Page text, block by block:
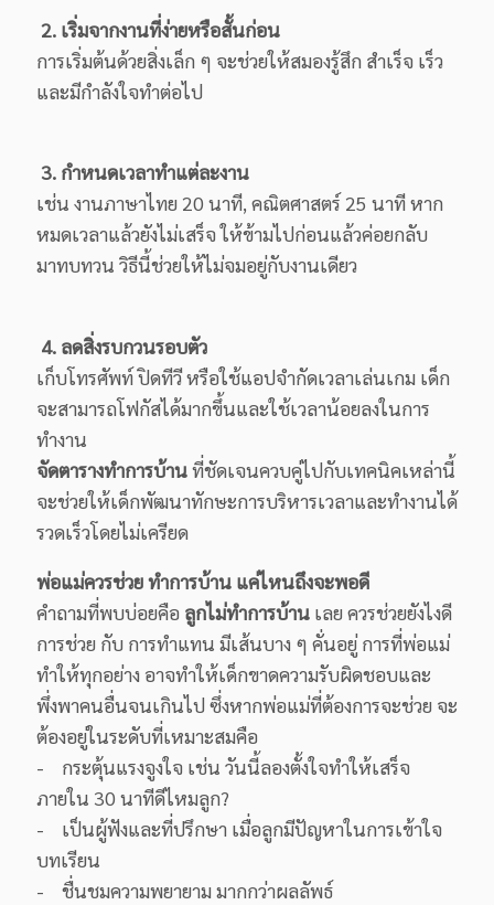
2. เริ่มจากงานที่ง่ายหรือสั้นก่อน
การเริ่มต้นด้วยสิ่งเล็ก ๆ จะช่วยให้สมองรู้สึก สำเร็จ เร็ว
และมีกำลังใจทำต่อไป
3. กำหนดเวลาทำแต่ละงาน
เช่น งานภาษาไทย 20 นาที, คณิตศาสตร์ 25 นาที หาก
หมดเวลาแล้วยังไม่เสร็จ ให้ข้ามไปก่อนแล้วค่อยกลับ
มาทบทวน วิธีนี้ช่วยให้ไม่จมอยู่กับงานเดียว
4. ลดสิ่งรบกวนรอบตัว
เก็บโทรศัพท์ ปิดทีวี หรือใช้แอปจำกัดเวลาเล่นเกม เด็ก
จะสามารถโฟกัสได้มากขึ้นและใช้เวลาน้อยลงในการ
ทำงาน
จัดตารางทำการบ้านที่ชัดเจนควบคู่ไปกับเทคนิคเหล่านี้
จะช่วยให้เด็กพัฒนาทักษะการบริหารเวลาและทำงานได้
รวดเร็วโดยไม่เครียด
พ่อแม่ควรช่วย ทำการบ้าน แค่ไหนถึงจะพอดี
คำถามที่พบบ่อยคือ ลูกไม่ทำการบ้านเลย ควรช่วยยังไงดี
การช่วย กับ การทำแทน มีเส้นบาง ๆ คั่นอยู่ การที่พ่อแม่
ทำให้ทุกอย่าง อาจทำให้เด็กขาดความรับผิดชอบและ
พึ่งพาคนอื่นจนเกินไป ซึ่งหากพ่อแม่ที่ต้องการจะช่วย จะ
ต้องอยู่ในระดับที่เหมาะสมคือ
- กระตุ้นแรงจูงใจ เช่น วันนี้ลองตั้งใจทำให้เสร็จ
ภายใน 30 นาทีดีไหมลูก?
- เป็นผู้ฟังและที่ปรึกษา เมื่อลูกมีปัญหาในการเข้าใจ
บทเรียน
- ชื่นชมความพยายาม มากกว่าผลลัพธ์